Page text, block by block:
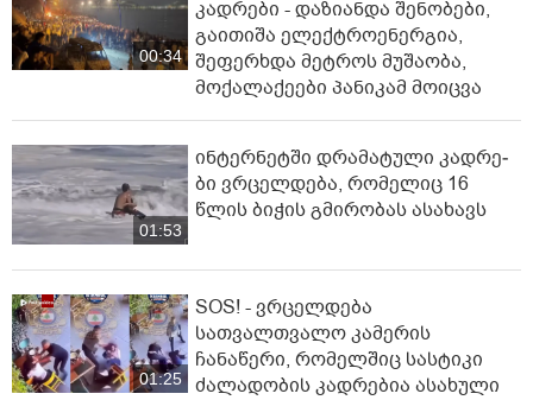
00:34
კადრები - დაზიანდა შენობები,
გაითიშა ელექტროენერგია,
შეფერხდა მეტროს მუშაობა,
მოქალაქეები პანიკამ მოიცვა
01:53
ინ­ტერ­ნეტ­ში დრა­მა­ტუ­ლი კად­რე­
ბი ვრცელდება, რომელიც 16
წლის ბიჭის გმირობას ასახავს
01:25
SOS! - ვრცელდება
სათვალთვალო კამერის
ჩანაწერი, რომელშიც სასტიკი
ძალადობის კადრებია ასახული